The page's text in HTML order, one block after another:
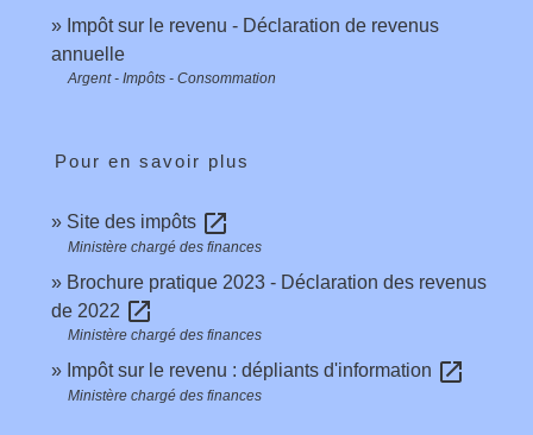
Impôt sur le revenu - Déclaration de revenus
annuelle
Argent - Impôts - Consommation
Pour en savoir plus
Site des impôts open_in_new
Ministère chargé des finances
Brochure pratique 2023 - Déclaration des revenus
de 2022 open_in_new
Ministère chargé des finances
Impôt sur le revenu : dépliants d'information open_in_new
Ministère chargé des finances